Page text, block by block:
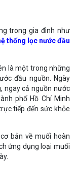
trong gia đình như
thống lọc nước đầu
là một trong những
đầu nguồn. Ngày
ngay cả nguồn nước
phố Hồ Chí Minh
tiếp đến sức khỏe
bản về muối hoàn
ứng dụng loại muối